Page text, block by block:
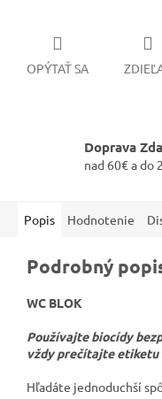
OPÝTAŤ SA
Doprava
nad 60€ a do
Popis Hodnotenie
Podrobný
WC BLOK
Používajte biocídy
vždy prečítajte etiketu
Hľadáte jednoduchší